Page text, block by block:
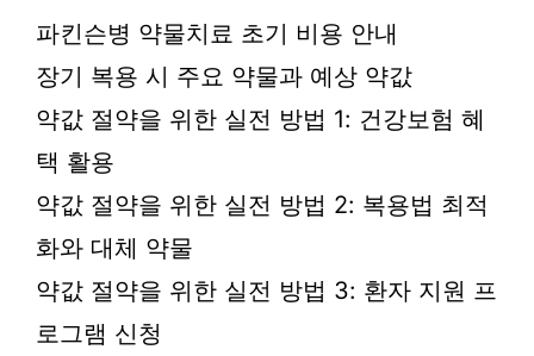
파킨슨병 약물치료 초기 비용 안내
장기 복용 시 주요 약물과 예상 약값
약값 절약을 위한 실전 방법 1: 건강보험 혜
택 활용
약값 절약을 위한 실전 방법 2: 복용법 최적
화와 대체 약물
약값 절약을 위한 실전 방법 3: 환자 지원 프
로그램 신청